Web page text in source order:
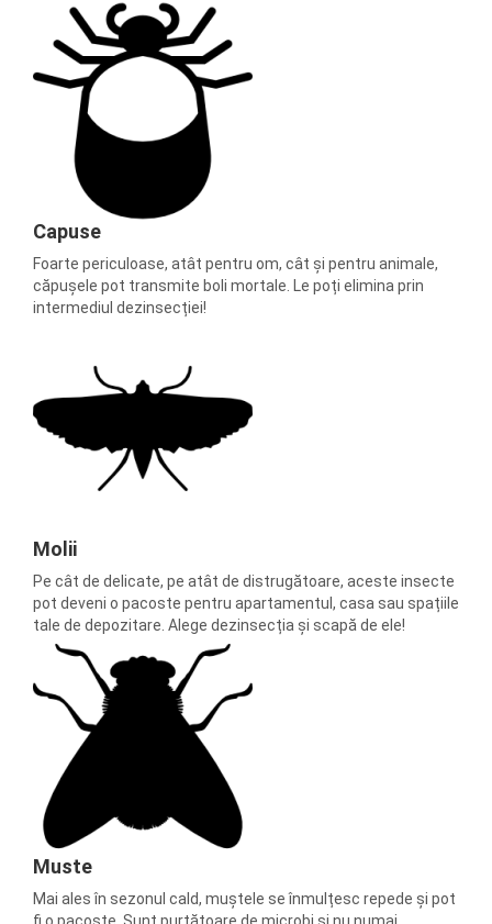
Capuse
Foarte periculoase, atât pentru om, cât și pentru animale,
căpușele pot transmite boli mortale. Le poți elimina prin
intermediul dezinsecției!
Molii
Pe cât de delicate, pe atât de distrugătoare, aceste insecte
pot deveni o pacoste pentru apartamentul, casa sau spațiile
tale de depozitare. Alege dezinsecția și scapă de ele!
Muste
Mai ales în sezonul cald, muștele se înmulțesc repede și pot